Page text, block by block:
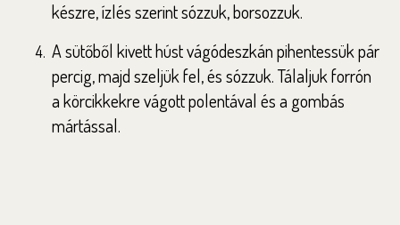
készre, ízlés szerint sózzuk, borsozzuk.
A sütőből kivett húst vágódeszkán pihentessük pár
percig, majd szeljük fel, és sózzuk. Tálaljuk forrón
a körcikkekre vágott polentával és a gombás
mártással.